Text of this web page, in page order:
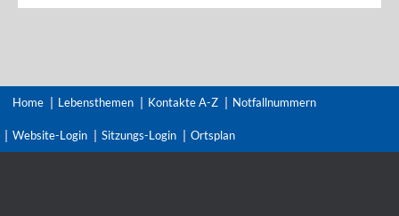
Home Lebensthemen Kontakte A-Z Notfallnummern
Website-Login Sitzungs-Login Ortsplan